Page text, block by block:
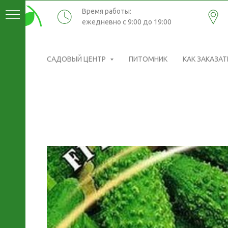
Время работы:
ежедневно с 9:00 до 19:00
САДОВЫЙ ЦЕНТР ПИТОМНИК КАК